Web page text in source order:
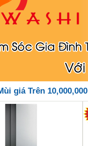
giá Trên 10,000,000